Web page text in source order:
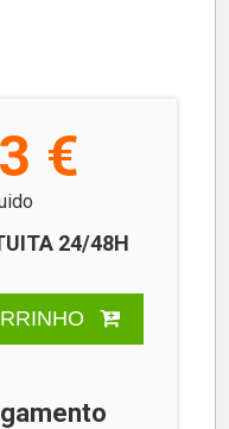
€
24/48H